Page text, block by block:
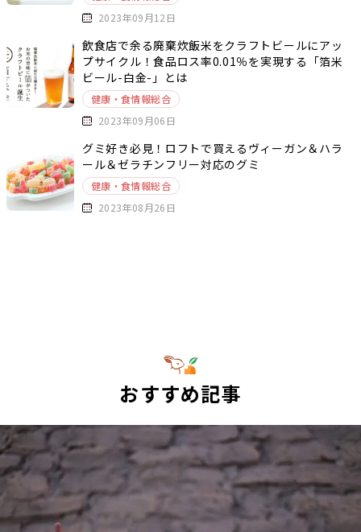
2023年09月12日
飲食店で余る廃棄炊飯米をクラフトビールにアッ
プサイクル！食品ロス率0.01％を実現する「箔米
ビール-白金-」とは
健康・食情報総合
2023年09月06日
グミ好き必見！ロフトで買えるヴィーガン＆ハラ
ール＆ゼラチンフリー対応のグミ
健康・食情報総合
2023年08月26日
おすすめ記事